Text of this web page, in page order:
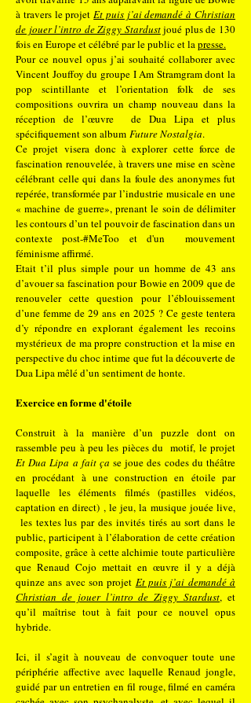
à travers le projetEt puis j’ai demandé à Christian
de jouer l’intro de Ziggy Stardustjoué plus de 130
fois en Europe et célébré par le public et lapresse.
Pour ce nouvel opus j’ai souhaité collaborer avec
Vincent Jouffoy du groupe I Am Stramgram dont la
pop scintillante et l’orientation folk de ses
compositions ouvrira un champ nouveau dans la
réception de l’œuvre de Dua Lipa et plus
spécifiquement son album Future Nostalgia.
Ce projet visera donc à explorer cette force de
fascination renouvelée, à travers une mise en scène
célébrant celle qui dans la foule des anonymes fut
repérée, transformée par l’industrie musicale en une
« machine de guerre», prenant le soin de délimiter
les contours d’un tel pouvoir de fascination dans un
contexte post-#MeToo et d'un mouvement
féminisme affirmé.
Etait t’il plus simple pour un homme de 43 ans
d’avouer sa fascination pour Bowie en 2009 que de
renouveler cette question pour l’éblouissement
d’une femme de 29 ans en 2025 ? Ce geste tentera
d’y répondre en explorant également les recoins
mystérieux de ma propre construction et la mise en
perspective du choc intime que fut la découverte de
Dua Lipa mêlé d’un sentiment de honte.
Exercice en forme d'étoile
Construit à la manière d’un puzzle dont on
rassemble peu à peu les pièces du motif, le projet
Et Dua Lipa a fait ça se joue des codes du théâtre
en procédant à une construction en étoile par
laquelle les éléments filmés (pastilles vidéos,
captation en direct) , le jeu, la musique jouée live,
les textes lus par des invités tirés au sort dans le
public, participent à l’élaboration de cette création
composite, grâce à cette alchimie toute particulière
que Renaud Cojo mettait en œuvre il y a déjà
quinze ans avec son projet Et puis j’ai demandé à
Christian de jouer l’intro de Ziggy Stardust, et
qu’il maîtrise tout à fait pour ce nouvel opus
hybride.
Ici, il s’agit à nouveau de convoquer toute une
périphérie affective avec laquelle Renaud jongle,
guidé par un entretien en fil rouge, filmé en caméra